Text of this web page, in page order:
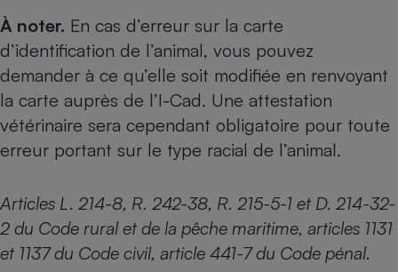
À noter. En cas d’erreur sur la carte
d’identification de l’animal, vous pouvez
demander à ce qu’elle soit modifiée en renvoyant
la carte auprès de l’I-Cad. Une attestation
vétérinaire sera cependant obligatoire pour toute
erreur portant sur le type racial de l’animal.
Articles L. 214-8, R. 242-38, R. 215-5-1 et D. 214-32-
2 du Code rural et de la pêche maritime, articles 1131
et 1137 du Code civil, article 441-7 du Code pénal.